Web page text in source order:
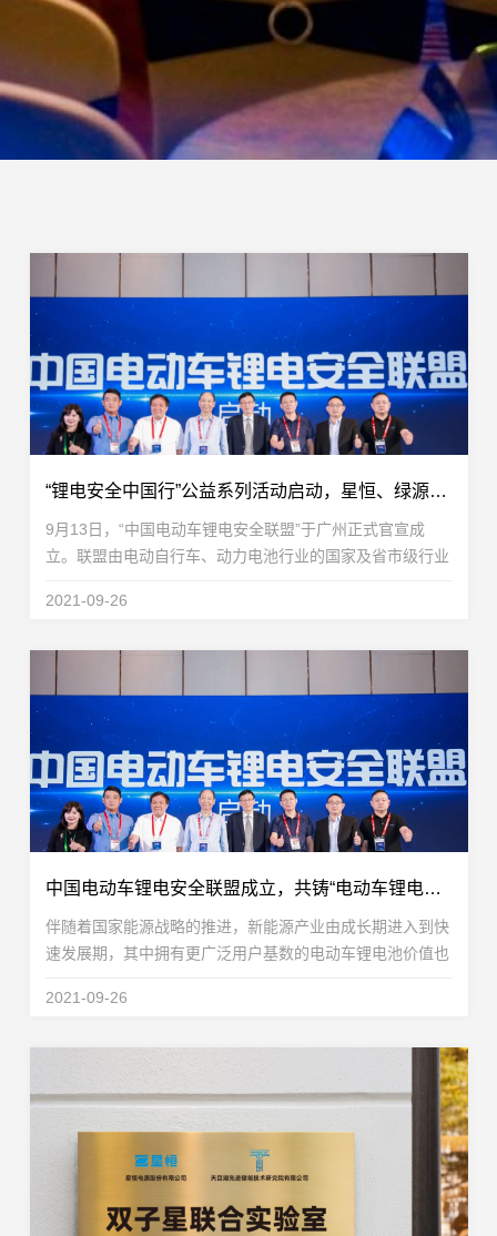
“锂电安全中国行”公益系列活动启动，星恒、绿源扛起锂电安全大旗
9月13日，“中国电动车锂电安全联盟”于广州正式官宣成
立。联盟由电动自行车、动力电池行业的国家及省市级行业
会、中国化学与物理电源行业协会动力电池应用分会...
2021-09-26
中国电动车锂电安全联盟成立，共铸“电动车锂电池全产业链安全系统”
伴随着国家能源战略的推进，新能源产业由成长期进入到快
速发展期，其中拥有更广泛用户基数的电动车锂电池价值也
着企业水平参差不齐、配套安全管理措施不完善、...
2021-09-26